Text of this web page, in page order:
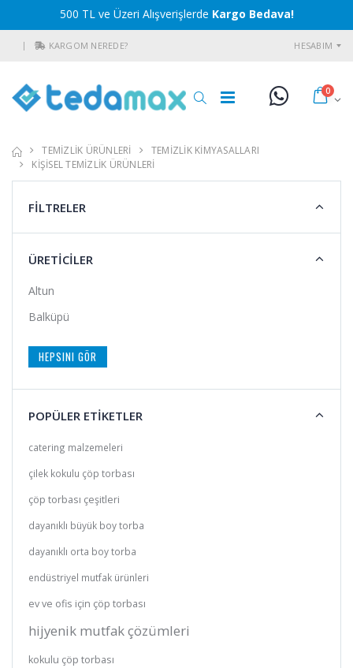
500 TL ve Üzeri Alışverişlerde Kargo Bedava!
KARGOM NEREDE? HESABIM
0
TEMİZLİK ÜRÜNLERİ
TEMİZLİK KİMYASALLARI
KİŞİSEL TEMİZLİK ÜRÜNLERİ
FİLTRELER
ÜRETİCİLER
Altun
Balküpü
HEPSINI GÖR
POPÜLER ETİKETLER
catering malzemeleri
çilek kokulu çöp torbası
çöp torbası çeşitleri
dayanıklı büyük boy torba
dayanıklı orta boy torba
endüstriyel mutfak ürünleri
ev ve ofis için çöp torbası
hijyenik mutfak çözümleri
kokulu çöp torbası